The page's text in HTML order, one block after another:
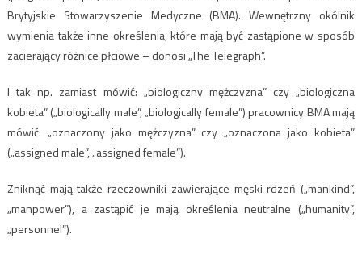
Brytyjskie Stowarzyszenie Medyczne (BMA). Wewnętrzny okólnik
wymienia także inne określenia, które mają być zastąpione w sposób
zacierający różnice płciowe – donosi „The Telegraph”.
I tak np. zamiast mówić: „biologiczny mężczyzna” czy „biologiczna
kobieta” („biologically male”, „biologically female”) pracownicy BMA mają
mówić: „oznaczony jako mężczyzna” czy „oznaczona jako kobieta”
(„assigned male”, „assigned female”).
Zniknąć mają także rzeczowniki zawierające męski rdzeń („mankind”,
„manpower”), a zastąpić je mają określenia neutralne („humanity”,
„personnel”).